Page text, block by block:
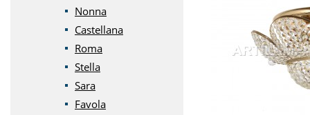
Nonna
Castellana
Roma
Stella
Sara
Favola